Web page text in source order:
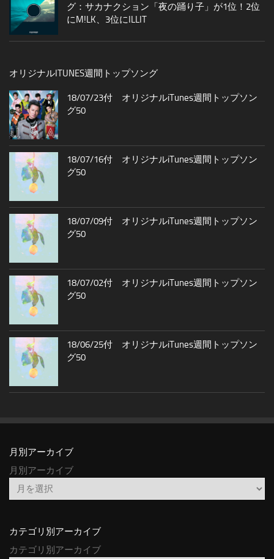
グ：サカナクション「夜の踊り子」が1位！2位
にM!LK、3位にILLIT
オリジナルITUNES週間トップソング
18/07/23付 オリジナルiTunes週間トップソン
グ50
18/07/16付 オリジナルiTunes週間トップソン
グ50
18/07/09付 オリジナルiTunes週間トップソン
グ50
18/07/02付 オリジナルiTunes週間トップソン
グ50
18/06/25付 オリジナルiTunes週間トップソン
グ50
月別アーカイブ
月別アーカイブ
カテゴリ別アーカイブ
カテゴリ別アーカイブ